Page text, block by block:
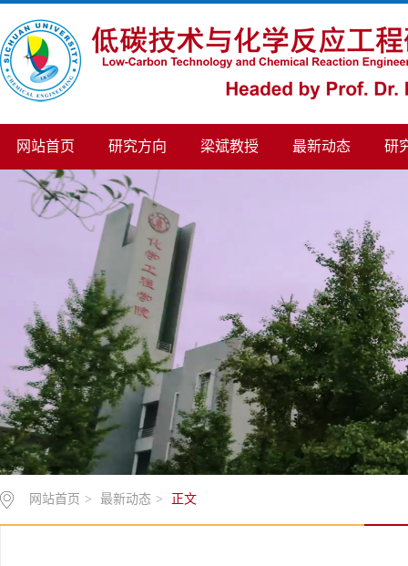
网站首页 研究方向 梁斌教授 最新动态 研
网站首页 > 最新动态 > 正文